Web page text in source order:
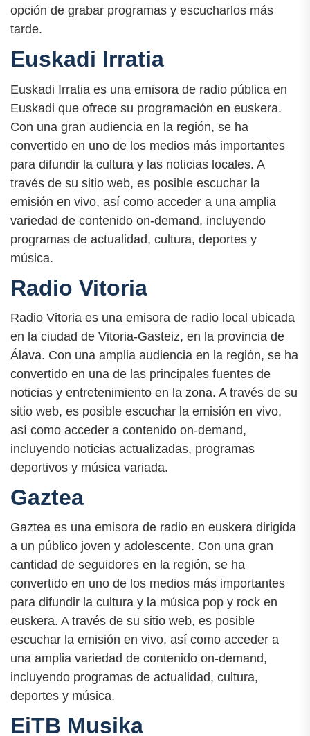
opción de grabar programas y escucharlos más
tarde.
Euskadi Irratia
Euskadi Irratia es una emisora de radio pública en
Euskadi que ofrece su programación en euskera.
Con una gran audiencia en la región, se ha
convertido en uno de los medios más importantes
para difundir la cultura y las noticias locales. A
través de su sitio web, es posible escuchar la
emisión en vivo, así como acceder a una amplia
variedad de contenido on-demand, incluyendo
programas de actualidad, cultura, deportes y
música.
Radio Vitoria
Radio Vitoria es una emisora de radio local ubicada
en la ciudad de Vitoria-Gasteiz, en la provincia de
Álava. Con una amplia audiencia en la región, se ha
convertido en una de las principales fuentes de
noticias y entretenimiento en la zona. A través de su
sitio web, es posible escuchar la emisión en vivo,
así como acceder a contenido on-demand,
incluyendo noticias actualizadas, programas
deportivos y música variada.
Gaztea
Gaztea es una emisora de radio en euskera dirigida
a un público joven y adolescente. Con una gran
cantidad de seguidores en la región, se ha
convertido en uno de los medios más importantes
para difundir la cultura y la música pop y rock en
euskera. A través de su sitio web, es posible
escuchar la emisión en vivo, así como acceder a
una amplia variedad de contenido on-demand,
incluyendo programas de actualidad, cultura,
deportes y música.
EiTB Musika